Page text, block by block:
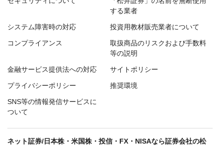
する業者
システム障害時の対応 投資用教材販売業者について
コンプライアンス
取扱商品のリスクおよび手数料
等の説明
金融サービス提供法への対応 サイトポリシー
プライバシーポリシー 推奨環境
SNS等の情報発信サービスに
ついて
ネット証券/日本株・米国株・投信・FX・NISAなら証券会社の松